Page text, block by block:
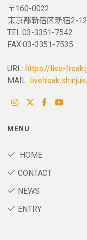
〒160-0022
東京都新宿区新宿2-
TEL:03-3351-7542
FAX:03-3351-7535
URL: https://live-
MAIL:
MENU
HOME
CONTACT
NEWS
ENTRY